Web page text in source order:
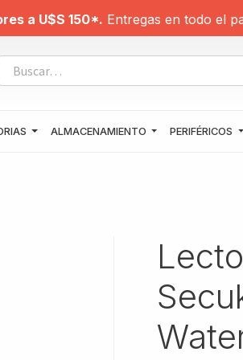
a U$S 150*. Entregas en todo el
ALMACENAMIENTO PERIFÉRICOS